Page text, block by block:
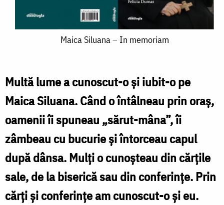
In
memoriam
Maica Siluana – In memoriam
Multă lume a cunoscut-o și iubit-o pe
Maica Siluana. Când o întâlneau prin oraș,
oamenii îi spuneau „sărut-mâna”, îi
zâmbeau cu bucurie și întorceau capul
după dânsa. Mulți o cunoșteau din cărțile
sale, de la biserică sau din conferințe. Prin
cărți și conferințe am cunoscut-o și eu.